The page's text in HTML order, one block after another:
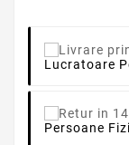
Lucratoare
Persoane